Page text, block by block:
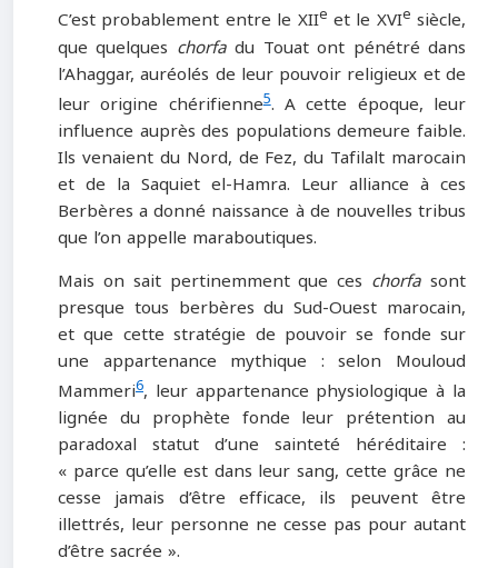
C’est probablement entre le XIIe et le XVIe siècle,
que quelques chorfadu Touat ont pénétré dans
l’Ahaggar, auréolés de leur pouvoir religieux et de
leur origine chérifienne5. A cette époque, leur
influence auprès des populations demeure faible.
Ils venaient du Nord, de Fez, du Tafilalt marocain
et de la Saquiet el-Hamra. Leur alliance à ces
Berbères a donné naissance à de nouvelles tribus
que l’on appelle maraboutiques.
Mais on sait pertinemment que ces chorfa sont
presque tous berbères du Sud-Ouest marocain,
et que cette stratégie de pouvoir se fonde sur
une appartenance mythique : selon Mouloud
Mammeri6, leur appartenance physiologique à la
lignée du prophète fonde leur prétention au
paradoxal statut d’une sainteté héréditaire :
« parce qu’elle est dans leur sang, cette grâce ne
cesse jamais d’être efficace, ils peuvent être
illettrés, leur personne ne cesse pas pour autant
d’être sacrée ».